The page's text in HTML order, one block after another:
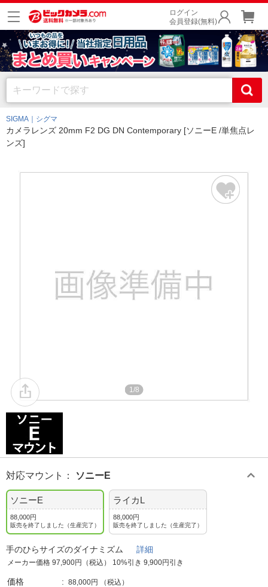
ログイン
会員登録(無料)
SIGMA｜シグマ
カメラレンズ 20mm F2 DG DN Contemporary [ソニーE /単焦点レ
ンズ]
1/8
対応マウント ： ソニーE
ソニーE
88,000円
販売を終了しました（生産完了）
ライカL
88,000円
販売を終了しました（生産完了）
手のひらサイズのダイナミズム 詳細
メーカー価格 97,900円（税込） 10%引き 9,900円引き
価格 88,000円 （税込）